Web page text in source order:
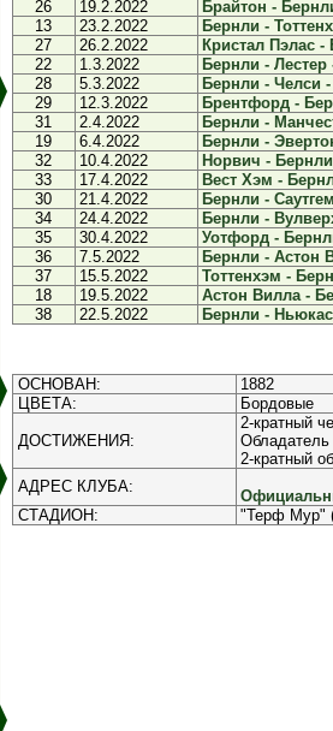
26
19.2.2022
Брайтон -
13
23.2.2022
Бернли -
27
26.2.2022
Кристал Пэлас -
22
1.3.2022
Бернли - Лестер
28
5.3.2022
Бернли - Челси -
29
12.3.2022
Брентфорд -
31
2.4.2022
Бернли -
19
6.4.2022
Бернли -
32
10.4.2022
Норвич -
33
17.4.2022
Вест Хэм -
30
21.4.2022
Бернли -
34
24.4.2022
Бернли -
35
30.4.2022
Уотфорд -
36
7.5.2022
Бернли - Астон
37
15.5.2022
Тоттенхэм -
18
19.5.2022
Астон Вилла -
38
22.5.2022 Бернли -
ОСНОВАН:
1882
ЦВЕТА:
Бордовые
ДОСТИЖЕНИЯ:
2-кратный
Обладатель
2-кратный
АДРЕС КЛУБА:
СТАДИОН:
"Терф Мур"